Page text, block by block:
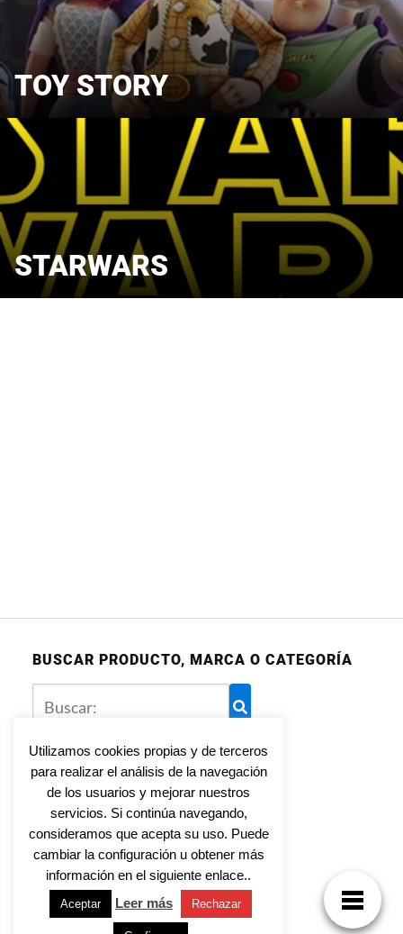
TOY STORY
STARWARS
BUSCAR PRODUCTO, MARCA O CATEGORÍA
Aviso legal
Política de privacidad
Política de cookies
Tienda Online para toda la familia
Utilizamos cookies propias y de terceros
para realizar el análisis de la navegación
de los usuarios y mejorar nuestros
servicios. Si continúa navegando,
consideramos que acepta su uso. Puede
cambiar la configuración u obtener más
información en el siguiente enlace..
Aceptar Leer más Rechazar